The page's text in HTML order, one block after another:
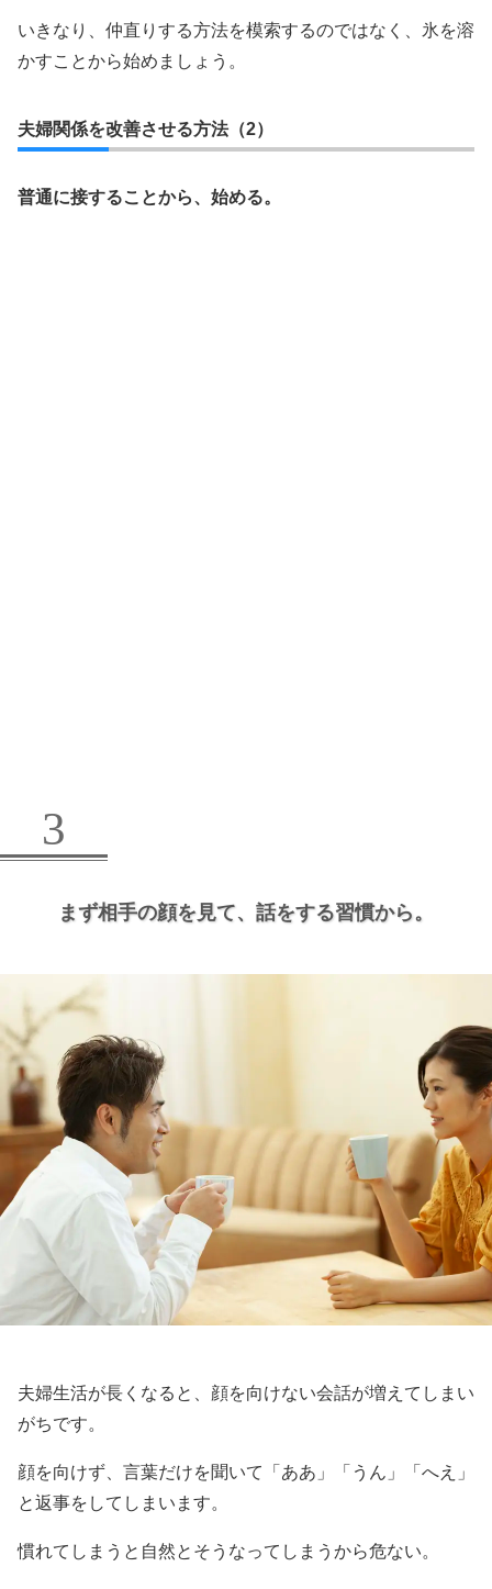
いきなり、仲直りする方法を模索するのではなく、氷を溶
かすことから始めましょう。
夫婦関係を改善させる方法（2）
普通に接することから、始める。
3
まず相手の顔を見て、 話をする習慣から。
夫婦生活が長くなると、顔を向けない会話が増えてしまい
がちです。
顔を向けず、言葉だけを聞いて「ああ」「うん」「へえ」
と返事をしてしまいます。
慣れてしまうと自然とそうなってしまうから危ない。